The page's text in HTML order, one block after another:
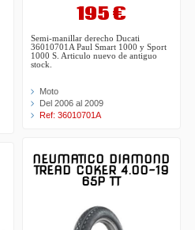
195 €
Semi-manillar derecho Ducati
36010701A Paul Smart 1000 y Sport
1000 S. Articulo nuevo de antiguo
stock.
Moto
Del 2006 al 2009
Ref: 36010701A
NEUMATICO DIAMOND
TREAD COKER 4.00-19
65P TT